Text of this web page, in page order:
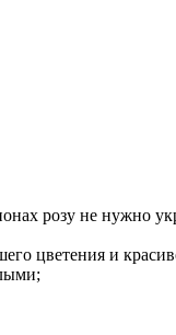
розу не нужно
цветения и